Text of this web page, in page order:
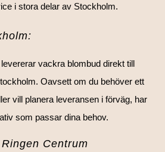
i stora delar av Stockholm.
vackra blombud direkt till
Oavsett om du behöver ett
vill planera leveransen i förväg, har
som passar dina behov.
Centrum